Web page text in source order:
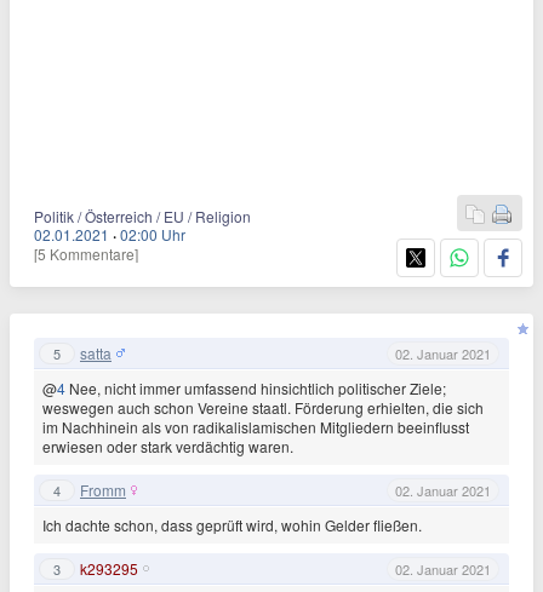
Politik / Österreich / EU / Religion
02.01.2021 ·02:00 Uhr
[5 Kommentare]
5 satta 02. Januar 2021
@4 Nee, nicht immer umfassend hinsichtlich politischer Ziele;
weswegen auch schon Vereine staatl. Förderung erhielten, die sich
im Nachhinein als von radikalislamischen Mitgliedern beeinflusst
erwiesen oder stark verdächtig waren.
4 Fromm 02. Januar 2021
Ich dachte schon, dass geprüft wird, wohin Gelder fließen.
3 k293295 02. Januar 2021